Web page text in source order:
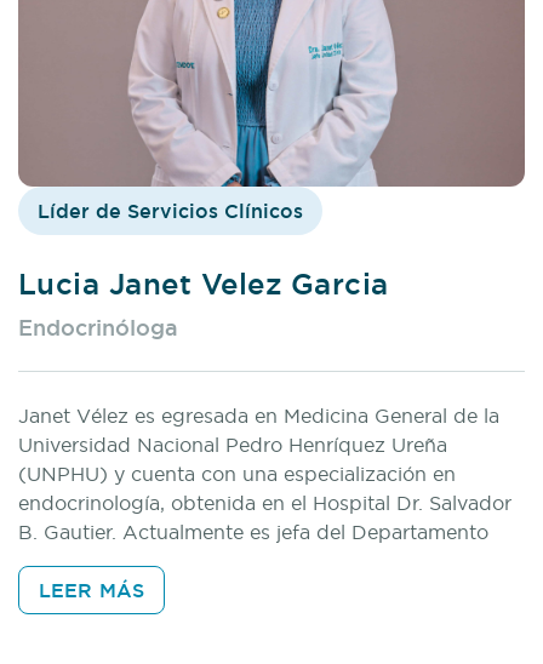
Líder de Servicios Clínicos
Lucia Janet Velez Garcia
Endocrinóloga
Janet Vélez es egresada en Medicina General de la
Universidad Nacional Pedro Henríquez Ureña
(UNPHU) y cuenta con una especialización en
endocrinología, obtenida en el Hospital Dr. Salvador
B. Gautier. Actualmente es jefa del Departamento
Clínico en Cemdoe, donde lidera el equipo de
atención especializada en endocrinología,
dermatología, gastroenterología, geriatría, nutrición y
LEER MÁS